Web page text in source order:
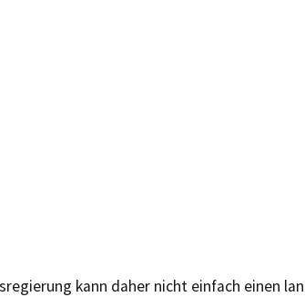
kann daher nicht einfach einen